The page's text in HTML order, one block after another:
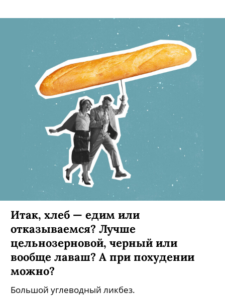
Итак, хлеб — едим или
отказываемся? Лучше
цельнозерновой, черный или
вообще лаваш? А при похудении
можно?
Большой углеводный ликбез.